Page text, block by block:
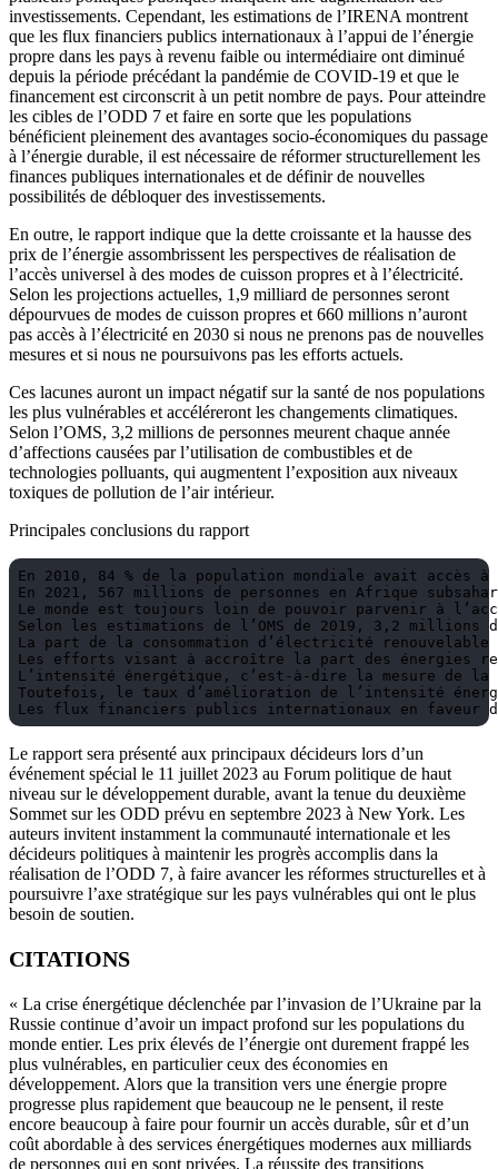
investissements. Cependant, les estimations de l’IRENA montrent
que les flux financiers publics internationaux à l’appui de l’énergie
propre dans les pays à revenu faible ou intermédiaire ont diminué
depuis la période précédant la pandémie de COVID-19 et que le
financement est circonscrit à un petit nombre de pays. Pour atteindre
les cibles de l’ODD 7 et faire en sorte que les populations
bénéficient pleinement des avantages socio-économiques du passage
à l’énergie durable, il est nécessaire de réformer structurellement les
finances publiques internationales et de définir de nouvelles
possibilités de débloquer des investissements.
En outre, le rapport indique que la dette croissante et la hausse des
prix de l’énergie assombrissent les perspectives de réalisation de
l’accès universel à des modes de cuisson propres et à l’électricité.
Selon les projections actuelles, 1,9 milliard de personnes seront
dépourvues de modes de cuisson propres et 660 millions n’auront
pas accès à l’électricité en 2030 si nous ne prenons pas de nouvelles
mesures et si nous ne poursuivons pas les efforts actuels.
Ces lacunes auront un impact négatif sur la santé de nos populations
les plus vulnérables et accéléreront les changements climatiques.
Selon l’OMS, 3,2 millions de personnes meurent chaque année
d’affections causées par l’utilisation de combustibles et de
technologies polluants, qui augmentent l’exposition aux niveaux
toxiques de pollution de l’air intérieur.
Principales conclusions du rapport
En 2010, 84 % de la population mondiale avait
En 2021, 567 millions de personnes en Afrique
Le monde est toujours loin de pouvoir parvenir à
Selon les estimations de l’OMS de 2019, 3,2
La part de la consommation d’électricité
Les efforts visant à accroître la part des énergies
L’intensité énergétique, c’est-à-dire la mesure de la
Toutefois, le taux d’amélioration de l’intensité
Les flux financiers publics internationaux en faveur
Le rapport sera présenté aux principaux décideurs lors d’un
événement spécial le 11 juillet 2023 au Forum politique de haut
niveau sur le développement durable, avant la tenue du deuxième
Sommet sur les ODD prévu en septembre 2023 à New York. Les
auteurs invitent instamment la communauté internationale et les
décideurs politiques à maintenir les progrès accomplis dans la
réalisation de l’ODD 7, à faire avancer les réformes structurelles et à
poursuivre l’axe stratégique sur les pays vulnérables qui ont le plus
besoin de soutien.
CITATIONS
« La crise énergétique déclenchée par l’invasion de l’Ukraine par la
Russie continue d’avoir un impact profond sur les populations du
monde entier. Les prix élevés de l’énergie ont durement frappé les
plus vulnérables, en particulier ceux des économies en
développement. Alors que la transition vers une énergie propre
progresse plus rapidement que beaucoup ne le pensent, il reste
encore beaucoup à faire pour fournir un accès durable, sûr et d’un
coût abordable à des services énergétiques modernes aux milliards
de personnes qui en sont privées. La réussite des transitions